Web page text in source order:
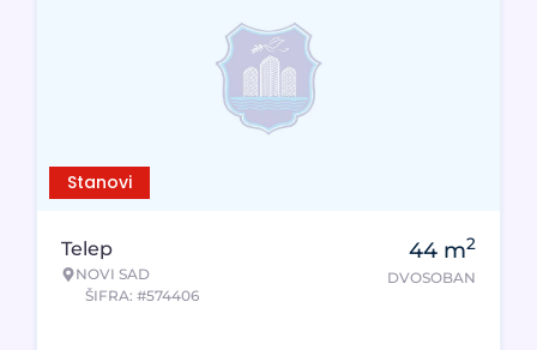
Stanovi
Telep
NOVI SAD
ŠIFRA: #574406
44 m2
DVOSOBAN